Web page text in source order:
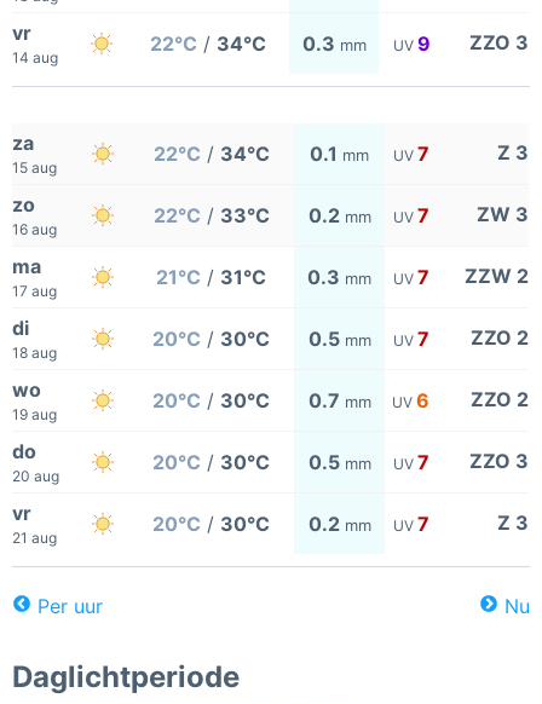
vr
14 aug
22°C / 34°C 0.3 mm UV 9 ZZO 3
za
15 aug
22°C / 34°C 0.1 mm UV 7 Z 3
zo
16 aug
22°C / 33°C 0.2 mm UV 7 ZW 3
ma
17 aug
21°C / 31°C 0.3 mm UV 7 ZZW 2
di
18 aug
20°C / 30°C 0.5 mm UV 7 ZZO 2
wo
19 aug
20°C / 30°C 0.7 mm UV 6 ZZO 2
do
20 aug
20°C / 30°C 0.5 mm UV 7 ZZO 3
vr
21 aug
20°C / 30°C 0.2 mm UV 7 Z 3
Per uur Nu
Daglichtperiode